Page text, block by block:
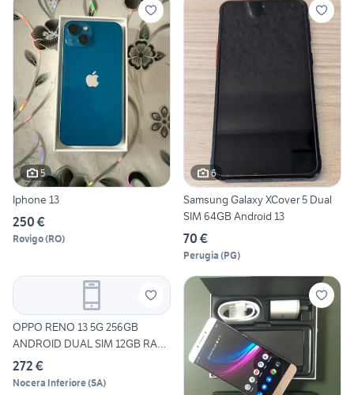
5
Iphone 13
250 €
Rovigo(RO)
6
Samsung Galaxy XCover 5 Dual
SIM 64GB Android 13
70 €
Perugia (PG)
OPPO RENO 13 5G 256GB
ANDROID DUAL SIM 12GB RAM
DI
272 €
Nocera Inferiore(SA)